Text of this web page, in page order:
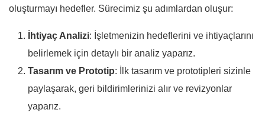
oluşturmayı hedefler. Sürecimiz şu adımlardan oluşur:
İhtiyaç Analizi: İşletmenizin hedeflerini ve ihtiyaçlarını
belirlemek için detaylı bir analiz yaparız.
Tasarım ve Prototip: İlk tasarım ve prototipleri sizinle
paylaşarak, geri bildirimlerinizi alır ve revizyonlar
yaparız.